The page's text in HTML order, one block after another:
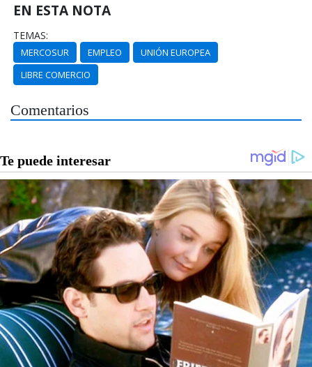
EN ESTA NOTA
TEMAS:
MERCOSUR EMPLEO
UNIÓN EUROPEA
LIBRE COMERCIO
Comentarios